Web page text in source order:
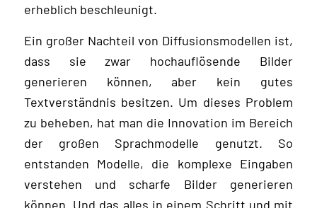
erheblich beschleunigt.
Ein großer Nachteil von Diffusionsmodellen ist,
dass sie zwar hochauflösende Bilder
generieren können, aber kein gutes
Textverständnis besitzen. Um dieses Problem
zu beheben, hat man die Innovation im Bereich
der großen Sprachmodelle genutzt. So
entstanden Modelle, die komplexe Eingaben
verstehen und scharfe Bilder generieren
können. Und das alles in einem Schritt und mit